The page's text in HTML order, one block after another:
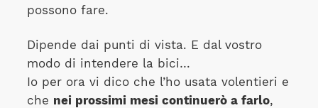
possono fare.
Dipende dai punti di vista. E dal vostro
modo di intendere la bici…
Io per ora vi dico che l’ho usata volentieri e
che nei prossimi mesi continuerò a farlo,